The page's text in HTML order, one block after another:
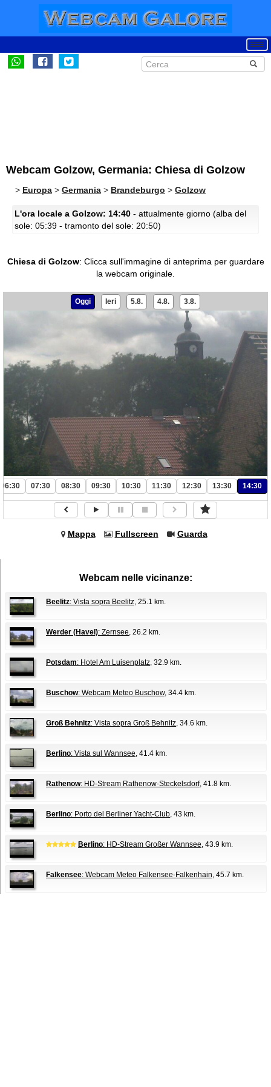
Webcam Golzow, Germania: Chiesa di Golzow
> Europa > Germania > Brandeburgo > Golzow
L'ora locale a Golzow: 14:40 - attualmente giorno (alba del
sole: 05:39 - tramonto del sole: 20:50)
Chiesa di Golzow: Clicca sull'immagine di anteprima per guardare
la webcam originale.
Oggi Ieri 5.8. 4.8. 3.8.
06:30 07:30 08:30 09:30 10:30 11:30 12:30 13:30 14:30
Mappa Fullscreen Guarda
Webcam nelle vicinanze:
Beelitz: Vista sopra Beelitz , 25.1 km.
Werder (Havel): Zernsee , 26.2 km.
Potsdam: Hotel Am Luisenplatz , 32.9 km.
Buschow: Webcam Meteo Buschow, 34.4 km.
Groß Behnitz: Vista sopra Groß Behnitz , 34.6 km.
Berlino: Vista sul Wannsee , 41.4 km.
Rathenow: HD-Stream Rathenow-Steckelsdorf, 41.8 km.
Berlino: Porto del Berliner Yacht-Club , 43 km.
Berlino: HD-Stream Großer Wannsee , 43.9 km.
Falkensee: Webcam Meteo Falkensee-Falkenhain , 45.7 km.